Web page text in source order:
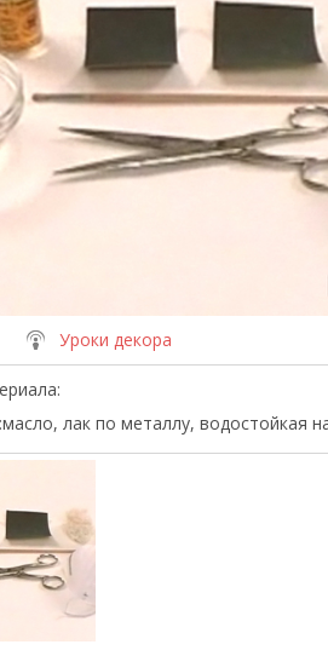
Уроки декора
:
лак по металлу, водостойкая